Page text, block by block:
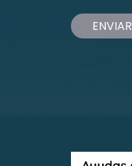
ENVIAR